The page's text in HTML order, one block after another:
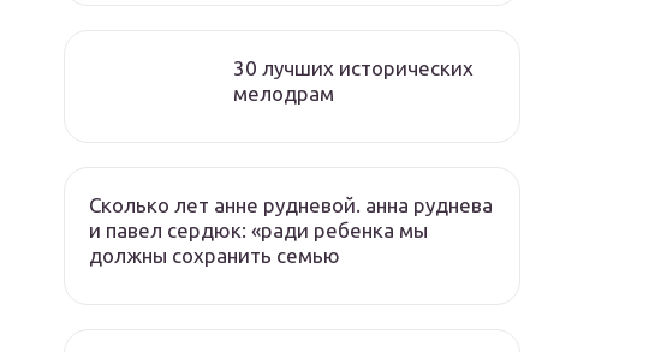
30 лучших исторических
мелодрам
Сколько лет анне рудневой. анна руднева
и павел сердюк: «ради ребенка мы
должны сохранить семью